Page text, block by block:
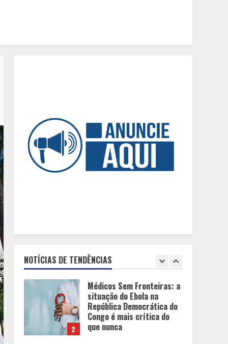
NOTÍCIAS DE TENDÊNCIAS
Concurso O Quilo é Nosso-
5
mulheres revelam quais
características realmente
definem um homem de alto
2
situação do Ebola na
República Democrática do
que nunca
Eleições e economia:
incertezas políticas podem
influenciar investimentos e